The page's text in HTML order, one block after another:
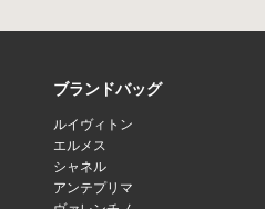
ブランドバッグ
ルイヴィトン
エルメス
シャネル
アンテプリマ